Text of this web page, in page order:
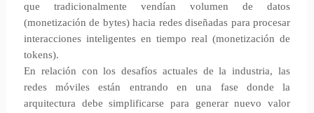
que tradicionalmente vendían volumen de datos
(monetización de bytes) hacia redes diseñadas para procesar
interacciones inteligentes en tiempo real (monetización de
tokens).
En relación con los desafíos actuales de la industria, las
redes móviles están entrando en una fase donde la
arquitectura debe simplificarse para generar nuevo valor